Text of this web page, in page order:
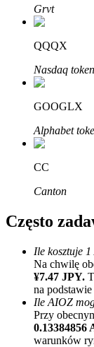
Grvt
QQQX
Nasdaq
GOOGLX
Alphabet
CC
Canton
Często
Ile kosztuje
Na chwilę
¥7.47 JPY.
na
Ile AIOZ
Przy
0.13384856
warunków